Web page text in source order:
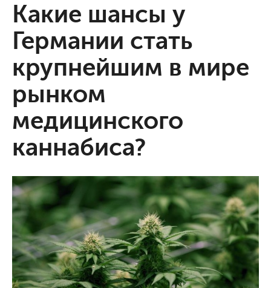
Какие шансы у
Германии стать
крупнейшим в мире
рынком
медицинского
каннабиса?